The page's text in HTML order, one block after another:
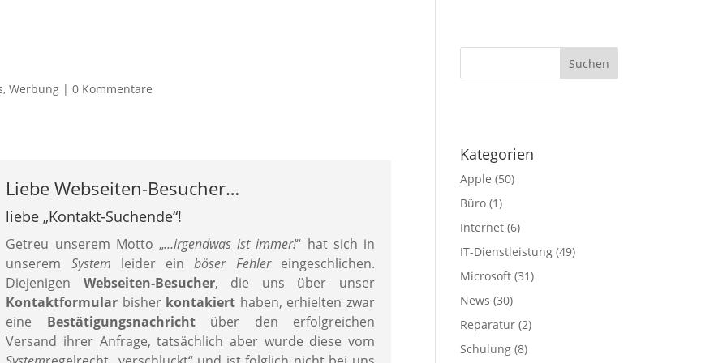
,Werbung |0 Kommentare
Liebe Webseiten-Besucher…
liebe„Kontakt-Suchende“!
Getreu unserem Motto „…irgendwas ist immer!“ hat sich in
unserem System leider einböser Fehlereingeschlichen.
Diejenigen Webseiten-Besucher, die uns über unser
Kontaktformular bisher kontakiert haben, erhielten zwar
eine Bestätigungsnachrichtüber den erfolgreichen
Versand ihrer Anfrage, tatsächlich aber wurde diese vom
Kategorien
Apple (50)
Büro (1)
Internet (6)
IT-Dienstleistung (49)
Microsoft (31)
News (30)
Reparatur (2)
Schulung (8)